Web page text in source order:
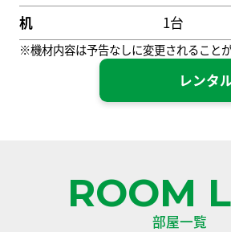
机
1台
※機材内容は予告なしに変更されることが
レンタ
ROOM
部屋一覧